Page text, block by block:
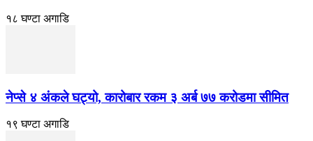
१८ घण्टा अगाडि
नेप्से ४ अंकले घट्यो, कारोबार रकम ३ अर्ब ७७ करोडमा सीमित
१९ घण्टा अगाडि